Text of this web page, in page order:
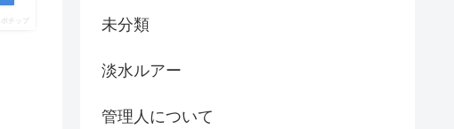
ポチップ 未分類
淡水ルアー
管理人について